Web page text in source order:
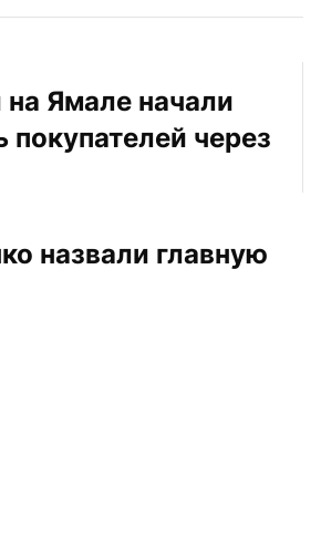
Ямале начали
покупателей через
назвали главную